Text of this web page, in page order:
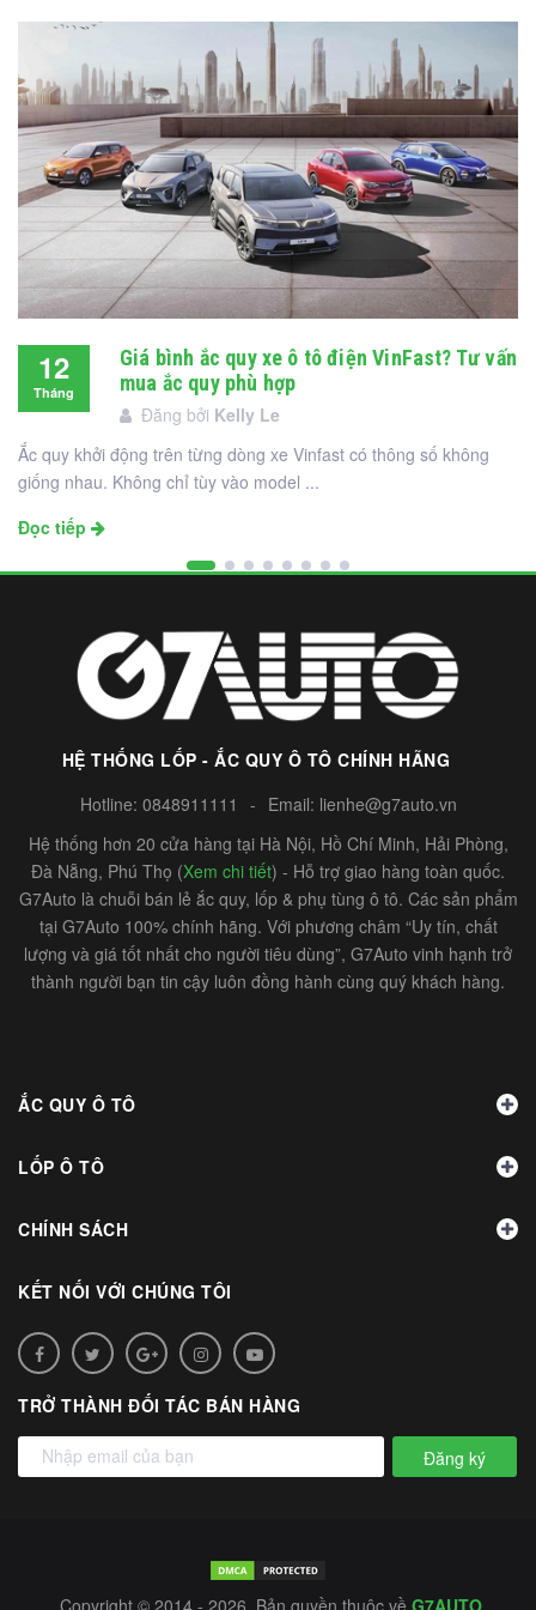
12
Tháng
Giá bình ắc quy xe ô tô điện VinFast? Tư vấn
mua ắc quy phù hợp
Đăng bởi Kelly Le
Ắc quy khởi động trên từng dòng xe Vinfast có thông số không
giống nhau. Không chỉ tùy vào model ...
Đọc tiếp
HỆ THỐNG LỐP - ẮC QUY Ô TÔ CHÍNH HÃNG
Hotline: 0848911111 - Email: lienhe@g7auto.vn
Hệ thống hơn 20 cửa hàng tại Hà Nội, Hồ Chí Minh, Hải Phòng,
Đà Nẵng, Phú Thọ (Xem chi tiết) - Hỗ trợ giao hàng toàn quốc.
G7Auto là chuỗi bán lẻ ắc quy, lốp & phụ tùng ô tô. Các sản phẩm
tại G7Auto 100% chính hãng. Với phương châm “Uy tín, chất
lượng và giá tốt nhất cho người tiêu dùng”, G7Auto vinh hạnh trở
thành người bạn tin cậy luôn đồng hành cùng quý khách hàng.
ẮC QUY Ô TÔ
LỐP Ô TÔ
CHÍNH SÁCH
KẾT NỐI VỚI CHÚNG TÔI
TRỞ THÀNH ĐỐI TÁC BÁN HÀNG
Đăng ký